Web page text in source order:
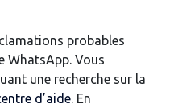
probables
WhatsApp. Vous
une recherche sur la
d’aide. En